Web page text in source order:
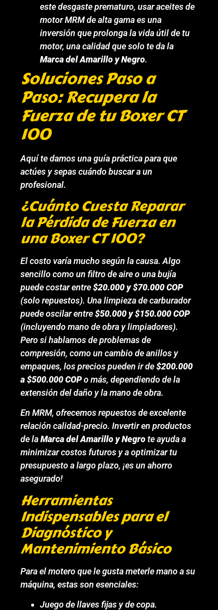
este desgaste prematuro, usar aceites de
motor MRM de alta gama es una
inversión que prolonga la vida útil de tu
motor, una calidad que solo te da la
Marca del Amarillo y Negro.
Soluciones Paso a
Paso: Recupera la
Fuerza de tu Boxer CT
100
Aquí te damos una guía práctica para que
actúes y sepas cuándo buscar a un
profesional.
¿Cuánto Cuesta Reparar
la Pérdida de Fuerza en
una Boxer CT 100?
El costo varía mucho según la causa. Algo
sencillo como un filtro de aire o una bujía
puede costar entre$20.000 y $70.000 COP
(solo repuestos). Una limpieza de carburador
puede oscilar entre$50.000 y $150.000 COP
(incluyendo mano de obra y limpiadores).
Pero si hablamos de problemas de
compresión, como un cambio de anillos y
empaques, los precios pueden ir de$200.000
a $500.000 COPo más, dependiendo de la
extensión del daño y la mano de obra.
En MRM, ofrecemos repuestos de excelente
relación calidad-precio. Invertir en productos
de laMarca del Amarillo y Negrote ayuda a
minimizar costos futuros y a optimizar tu
presupuesto a largo plazo, ¡es un ahorro
asegurado!
Herramientas
Indispensables para el
Diagnóstico y
Mantenimiento Básico
Para el motero que le gusta meterle mano a su
máquina, estas son esenciales:
Juego de llaves fijas y de copa.